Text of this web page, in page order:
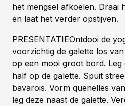
het mengsel afkoelen. Draai
en laat het verder opstijven.
PRESENTATIEOntdooi de
voorzichtig de galette los
op een mooi groot bord.
half op de galette. Spuit
bavarois. Vorm quenelles
leg deze naast de galette.